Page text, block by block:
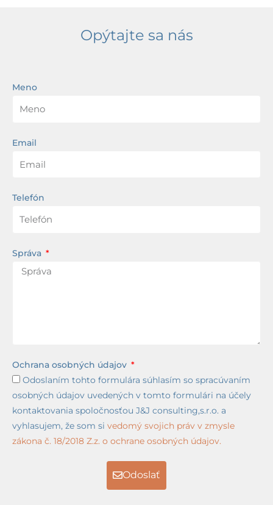
Opýtajte sa nás
Meno
Email
Telefón
Správa
Ochrana osobných údajov
Odoslaním tohto formulára súhlasím so spracúvaním
osobných údajov uvedených v tomto formulári na účely
kontaktovania spoločnosťou J&J consulting,s.r.o. a
vyhlasujem, že som si vedomý svojich práv v zmysle
zákona č. 18/2018 Z.z. o ochrane osobných údajov.
Odoslať